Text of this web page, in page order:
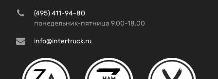
(495) 411-94-80
понедельник-пятница 9.00-18.00
info@intertruck.ru